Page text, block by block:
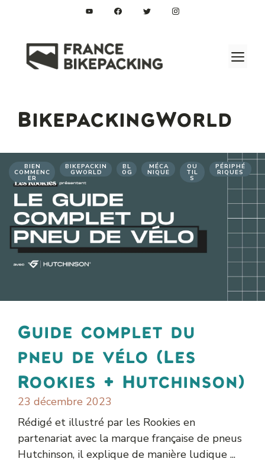
BikepackingWorld
BIEN
COMMENC
ER
BIKEPACKIN
GWORLD
BL
OG
MÉCA
NIQUE
OU
TIL
S
PÉRIPHÉ
RIQUES
Guide complet du
pneu de vélo (Les
Rookies + Hutchinson)
23 décembre 2023
Rédigé et illustré par les Rookies en
partenariat avec la marque française de pneus
Hutchinson, il explique de manière ludique ...